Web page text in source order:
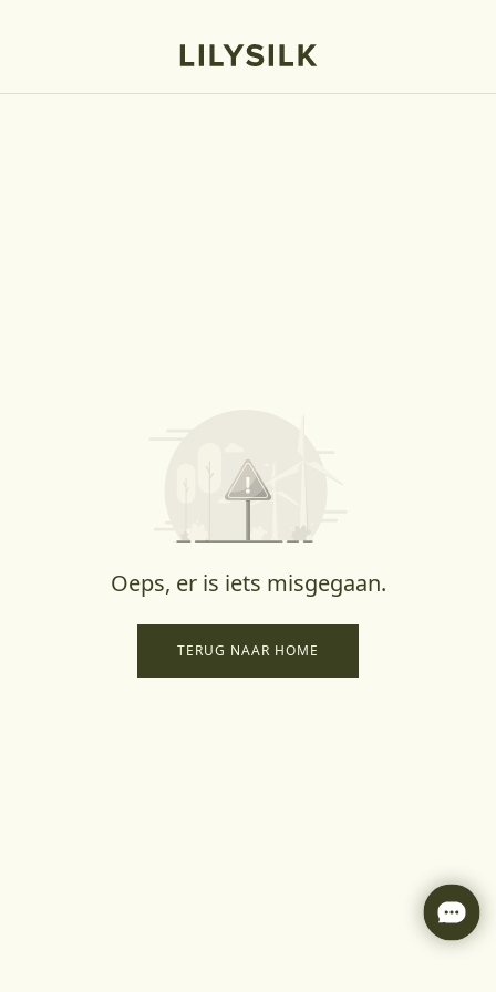
Oeps, er is iets misgegaan.
TERUG NAAR HOME